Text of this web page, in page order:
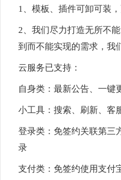
1、模板、插件可卸可装
2、我们尽力打造无所不
到而不能实现的需求，我
云服务已支持：
自身类：最新公告、一键
小工具：搜索、刷新、客
登录类：免签约关联第三
录
支付类：免签约使用支付